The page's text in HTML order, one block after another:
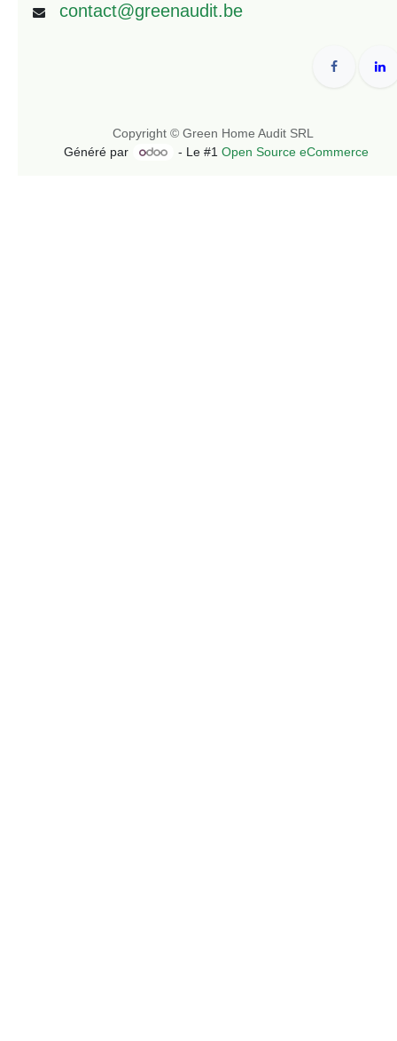
contact@greenaudit.be
Copyright © Green Home Audit SRL
Généré par
- Le #1Open Source eCommerce